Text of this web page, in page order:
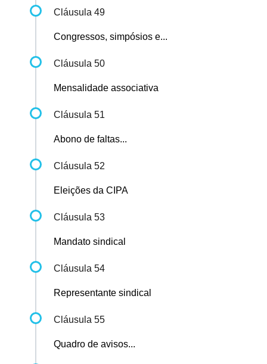
Cláusula 49
Congressos, simpósios e...
Cláusula 50
Mensalidade associativa
Cláusula 51
Abono de faltas...
Cláusula 52
Eleições da CIPA
Cláusula 53
Mandato sindical
Cláusula 54
Representante sindical
Cláusula 55
Quadro de avisos...